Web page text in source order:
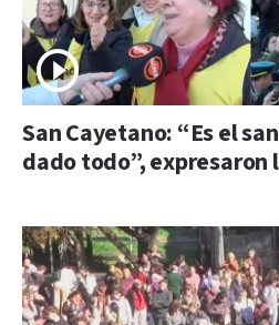
San Cayetano: “Es el
dado todo”, expresaron